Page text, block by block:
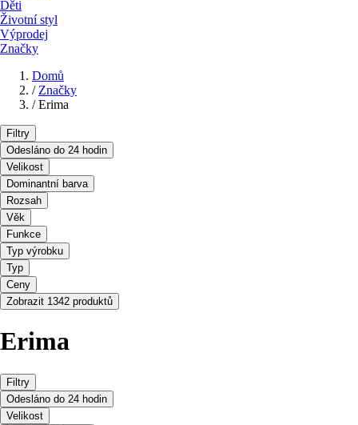
Děti
Životní styl
Výprodej
Značky
Domů
/ Značky
/ Erima
Filtry
Odesláno do 24 hodin
Velikost
Dominantní barva
Rozsah
Věk
Funkce
Typ výrobku
Typ
Ceny
Zobrazit 1342 produktů
Erima
Filtry
Odesláno do 24 hodin
Velikost